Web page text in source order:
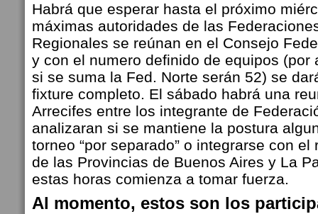
Habrá que esperar hasta el próximo
máximas autoridades de las
Regionales se reúnan en el Consejo
y con el numero definido de equipos (por
si se suma la Fed. Norte serán 52) se
fixture completo. El sábado habrá una
Arrecifes entre los integrante de
analizaran si se mantiene la postura
torneo “por separado” o integrarse con
de las Provincias de Buenos Aires y La
estas horas comienza a tomar fuerza.
Al momento, estos son los